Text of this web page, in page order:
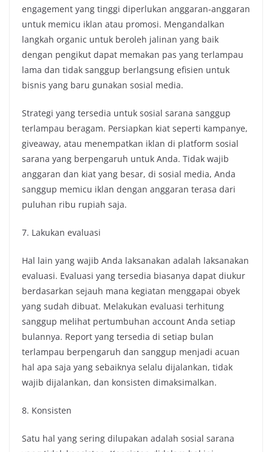
engagement yang tinggi diperlukan anggaran-anggaran
untuk memicu iklan atau promosi. Mengandalkan
langkah organic untuk beroleh jalinan yang baik
dengan pengikut dapat memakan pas yang terlampau
lama dan tidak sanggup berlangsung efisien untuk
bisnis yang baru gunakan sosial media.
Strategi yang tersedia untuk sosial sarana sanggup
terlampau beragam. Persiapkan kiat seperti kampanye,
giveaway, atau menempatkan iklan di platform sosial
sarana yang berpengaruh untuk Anda. Tidak wajib
anggaran dan kiat yang besar, di sosial media, Anda
sanggup memicu iklan dengan anggaran terasa dari
puluhan ribu rupiah saja.
7. Lakukan evaluasi
Hal lain yang wajib Anda laksanakan adalah laksanakan
evaluasi. Evaluasi yang tersedia biasanya dapat diukur
berdasarkan sejauh mana kegiatan menggapai obyek
yang sudah dibuat. Melakukan evaluasi terhitung
sanggup melihat pertumbuhan account Anda setiap
bulannya. Report yang tersedia di setiap bulan
terlampau berpengaruh dan sanggup menjadi acuan
hal apa saja yang sebaiknya selalu dijalankan, tidak
wajib dijalankan, dan konsisten dimaksimalkan.
8. Konsisten
Satu hal yang sering dilupakan adalah sosial sarana